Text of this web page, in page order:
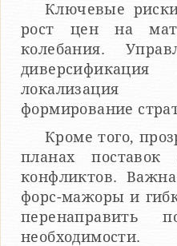
Ключевые
рост цен на
колебания.
локализация
формирование
Кроме того,
планах поставок
конфликтов.
форс-мажоры и
перенаправить
необходимости.